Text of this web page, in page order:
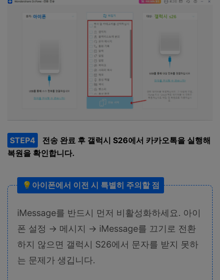
STEP4
전송 완료 후 갤럭시 S26에서 카카오톡을 실행해
복원을 확인합니다.
💡아이폰에서 이전 시 특별히 주의할 점
iMessage를 반드시 먼저 비활성화하세요. 아이
폰 설정 → 메시지 → iMessage를 끄기로 전환
하지 않으면 갤럭시 S26에서 문자를 받지 못하
는 문제가 생깁니다.